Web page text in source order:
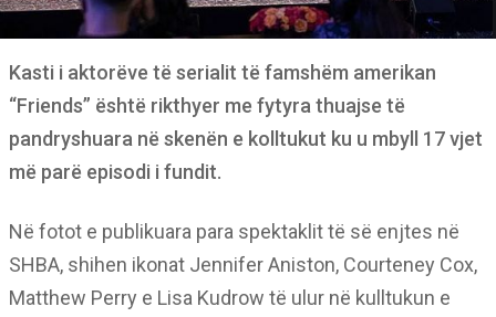
Kasti i aktorëve të serialit të famshëm amerikan
“Friends” është rikthyer me fytyra thuajse të
pandryshuara në skenën e kolltukut ku u mbyll 17 vjet
më parë episodi i fundit.
Në fotot e publikuara para spektaklit të së enjtes në
SHBA, shihen ikonat Jennifer Aniston, Courteney Cox,
Matthew Perry e Lisa Kudrow të ulur në kulltukun e